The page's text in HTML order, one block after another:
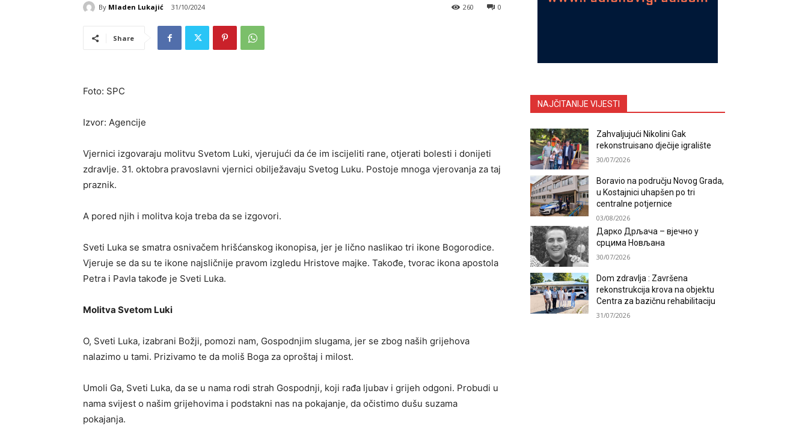
By Mladen Lukajić 31/10/2024 0
260
Share
Foto: SPC
Izvor: Agencije
Vjernici izgovaraju molitvu Svetom Luki, vjerujući da će im iscijeliti rane, otjerati bolesti i donijeti
zdravlje. 31. oktobra pravoslavni vjernici obilježavaju Svetog Luku. Postoje mnoga vjerovanja za taj
praznik.
A pored njih i molitva koja treba da se izgovori.
Sveti Luka se smatra osnivačem hrišćanskog ikonopisa, jer je lično naslikao tri ikone Bogorodice.
Vjeruje se da su te ikone najsličnije pravom izgledu Hristove majke. Takođe, tvorac ikona apostola
Petra i Pavla takođe je Sveti Luka.
Molitva Svetom Luki
O, Sveti Luka, izabrani Božji, pomozi nam, Gospodnjim slugama, jer se zbog naših grijehova
nalazimo u tami. Prizivamo te da moliš Boga za oproštaj i milost.
Umoli Ga, Sveti Luka, da se u nama rodi strah Gospodnji, koji rađa ljubav i grijeh odgoni. Probudi u
nama svijest o našim grijehovima i podstakni nas na pokajanje, da očistimo dušu suzama
pokajanja.
NAJČITANIJE VIJESTI
Zahvaljujući Nikolini Gak
rekonstruisano dječije igralište
30/07/2026
Boravio na području Novog Grada,
u Kostajnici uhapšen po tri
centralne potjernice
03/08/2026
Дарко Дрљача – вјечно у
срцима Новљана
30/07/2026
Dom zdravlja : Završena
rekonstrukcija krova na objektu
Centra za bazičnu rehabilitaciju
31/07/2026